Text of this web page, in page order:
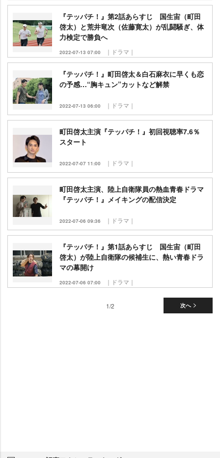
『テッパチ！』第2話あらすじ 国生宙（町田
啓太）と荒井竜次（佐藤寛太）が乱闘騒ぎ、体
力検定で勝負へ
2022-07-13 07:00 ｜ドラマ｜
『テッパチ！』町田啓太＆白石麻衣に早くも恋
の予感…“胸キュン”カットなど解禁
2022-07-13 06:00 ｜ドラマ｜
町田啓太主演『テッパチ！』初回視聴率7.6％
スタート
2022-07-07 11:00 ｜ドラマ｜
町田啓太主演、陸上自衛隊員の熱血青春ドラマ
『テッパチ！』メイキングの配信決定
2022-07-06 09:36 ｜ドラマ｜
『テッパチ！』第1話あらすじ 国生宙（町田
啓太）が陸上自衛隊の候補生に、熱い青春ドラ
マの幕開け
2022-07-06 07:00 ｜ドラマ｜
次へ
1/2